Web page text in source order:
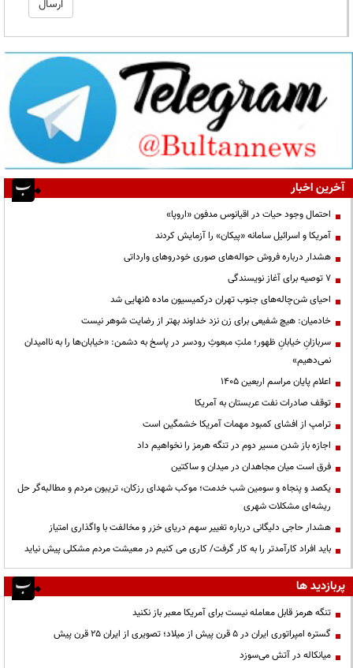
آخرین اخبار
احتمال وجود حیات در اقیانوس مدفون «اروپا»
آمریکا و اسرائیل سامانه «پیکان» را آزمایش کردند
هشدار درباره فروش حواله‌های صوری خودروهای وارداتی
۷ توصیه برای آغاز نویسندگی
احیای شن‌چاله‌های جنوب تهران درکمیسیون ماده ۵نهایی شد
خادمیان: هیچ شفیعی برای زن نزد خداوند بهتر از رضایت شوهر نیست
سربازانِ خیابانِ ظهور؛ ملتِ مبعوثِ رودسر در پاسخ به دشمن: «خیابان‌ها را به ناامیدان
نمی‌دهیم»
اعلام پایان مراسم اربعین ۱۴۰۵
توقف صادرات نفت عربستان به آمریکا
ترامپ از افشای کمبود مهمات آمریکا خشمگین است
اجازه باز شدن مسیر دوم در تنگه هرمز را نخواهیم داد
فرق است میان مجاهدان در میدان و ساکتین
یکصد و پنجاه و سومین شب خدمت؛ موکب شهدای رزکان، تریبون مردم و مطالبه‌گر حل
ریشه‌ای مشکلات شهری
هشدار حاجی دلیگانی درباره تغییر سهم دریای خزر و مخالفت با واگذاری امتیاز
باید افراد کارآمدتر را به کار گرفت/ کاری می کنیم در معیشت مردم مشکلی پیش نیاید
پربازدید ها
تنگه هرمز قابل معامله نیست برای آمریکا معبر باز نکنید
گستره امپراتوری ایران در ۵ قرن پیش از میلاد؛ تصویری از ایران ۲۵ قرن پیش
میانکاله در آتش می‌سوزد